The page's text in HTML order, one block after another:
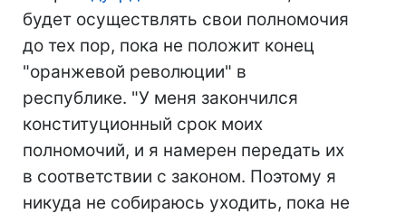
будет осуществлять свои полномочия
до тех пор, пока не положит конец
"оранжевой революции" в
республике. "У меня закончился
конституционный срок моих
полномочий, и я намерен передать их
в соответствии с законом. Поэтому я
никуда не собираюсь уходить, пока не